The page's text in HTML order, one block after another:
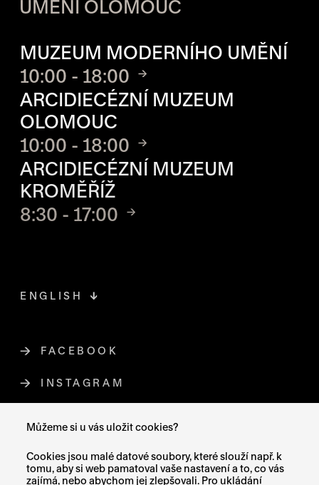
Můžeme si u vás uložit cookies?
Cookies jsou malé datové soubory, které slouží např. k
tomu, aby si web pamatoval vaše nastavení a to, co vás
zajímá, nebo abychom jej zlepšovali. Pro ukládání
UMĚNÍ OLOMOUC
MUZEUM MODERNÍHO UMĚNÍ
10:00 - 18:00
ARCIDIECÉZNÍ MUZEUM
OLOMOUC
10:00 - 18:00
ARCIDIECÉZNÍ MUZEUM
KROMĚŘÍŽ
8:30 - 17:00
FACEBOOKODKAZ SE OTEVŘE NA NOVÉ
INSTAGRAMODKAZ SE OTEVŘE NA NOVÉ
ENGLISH